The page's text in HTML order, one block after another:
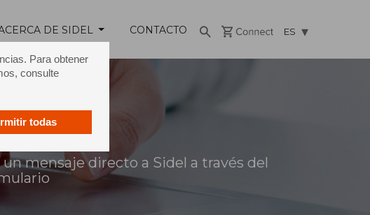
Para obtener
consulte
todas
DE SIDEL CONTACTO ES
mensaje directo a Sidel a través del